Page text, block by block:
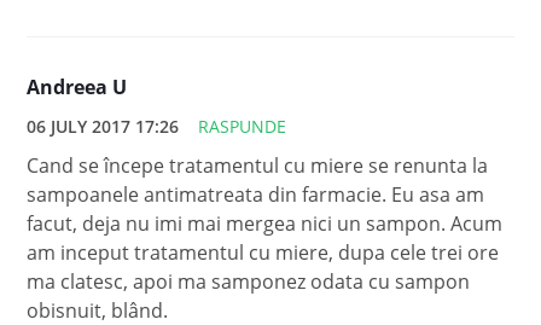
Andreea U
06 JULY 2017 17:26 RASPUNDE
Cand se începe tratamentul cu miere se renunta la
sampoanele antimatreata din farmacie. Eu asa am
facut, deja nu imi mai mergea nici un sampon. Acum
am inceput tratamentul cu miere, dupa cele trei ore
ma clatesc, apoi ma samponez odata cu sampon
obisnuit, blând.